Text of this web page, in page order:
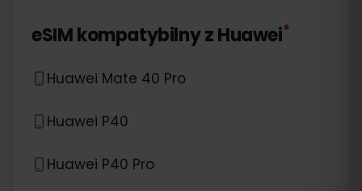
eSIM kompatybilny zHuawei*
Huawei Mate 40 Pro
Huawei P40
Huawei P40 Pro